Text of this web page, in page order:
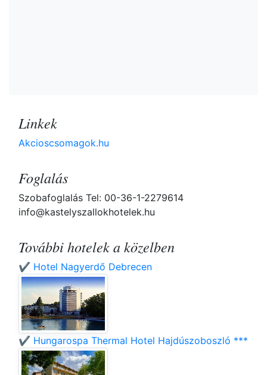
Linkek
Akcioscsomagok.hu
Foglalás
Szobafoglalás Tel: 00-36-1-2279614
info@kastelyszallokhotelek.hu
További hotelek a közelben
✔️ Hotel Nagyerdő Debrecen
✔️ Hungarospa Thermal Hotel Hajdúszoboszló ***